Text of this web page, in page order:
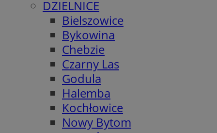
DZIELNICE
Bielszowice
Bykowina
Chebzie
Czarny Las
Godula
Halemba
Kochłowice
Nowy Bytom